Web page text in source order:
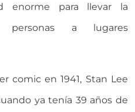
enorme para llevar la
a lugares
comic en 1941, Stan Lee
ya tenía 39 años de